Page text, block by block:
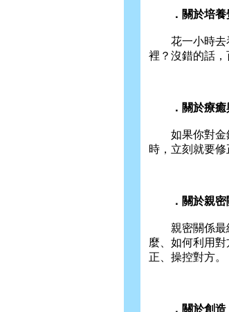
．關於培養覺
花一小時去看
裡？沒錯的話，
．關於療癒
如果你對金錢
時，立刻就要修
．關於親密
親密關係最終
麼、如何利用
正、操控對方。
．關於創造